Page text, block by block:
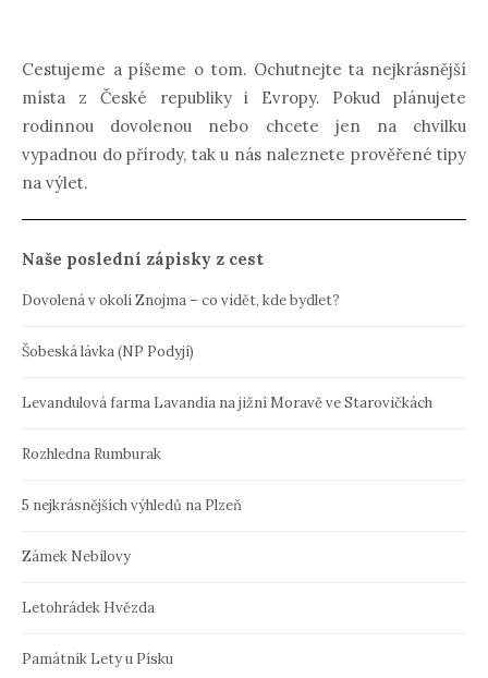
Cestujeme a píšeme o tom. Ochutnejte ta nejkrásnější
místa z České republiky i Evropy. Pokud plánujete
rodinnou dovolenou nebo chcete jen na chvilku
vypadnou do přírody, tak u nás naleznete prověřené tipy
na výlet.
Naše poslední zápisky z cest
Dovolená v okolí Znojma – co vidět, kde bydlet?
Šobeská lávka (NP Podyjí)
Levandulová farma Lavandia na jižní Moravě ve Starovičkách
Rozhledna Rumburak
5 nejkrásnějších výhledů na Plzeň
Zámek Nebílovy
Letohrádek Hvězda
Památník Lety u Písku